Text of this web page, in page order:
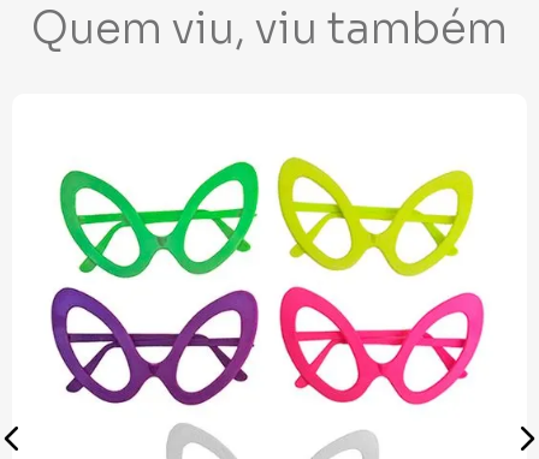
Quem viu, viu também